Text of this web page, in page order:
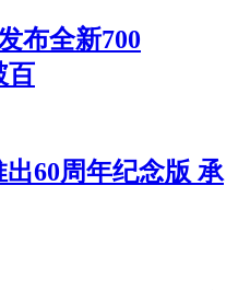
布全新700
百
出60周年纪念版 承